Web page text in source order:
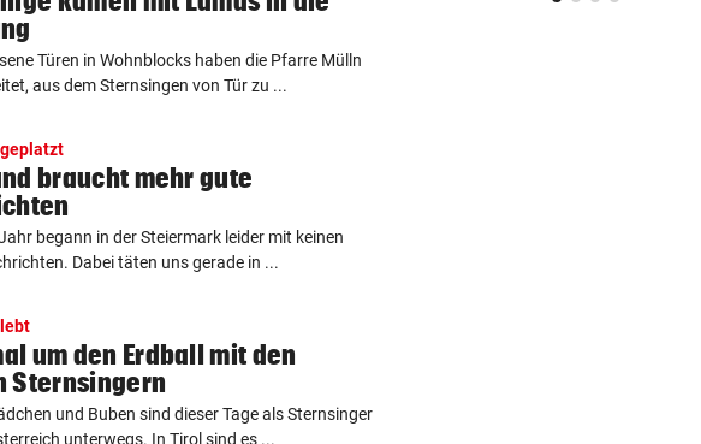
Türen in Wohnblocks haben die Pfarre Mülln
aus dem Sternsingen von Tür zu ...
geplatzt
braucht mehr gute
begann in der Steiermark leider mit keinen
Dabei täten uns gerade in ...
um den Erdball mit den
Sternsingern
und Buben sind dieser Tage als Sternsinger
unterwegs. In Tirol sind es ...